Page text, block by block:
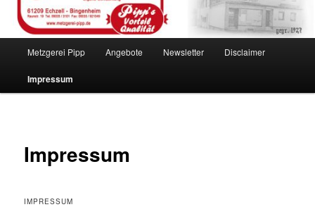
Metzgerei Pipp Angebote Newsletter Disclaimer
Impressum
Impressum
IMPRESSUM